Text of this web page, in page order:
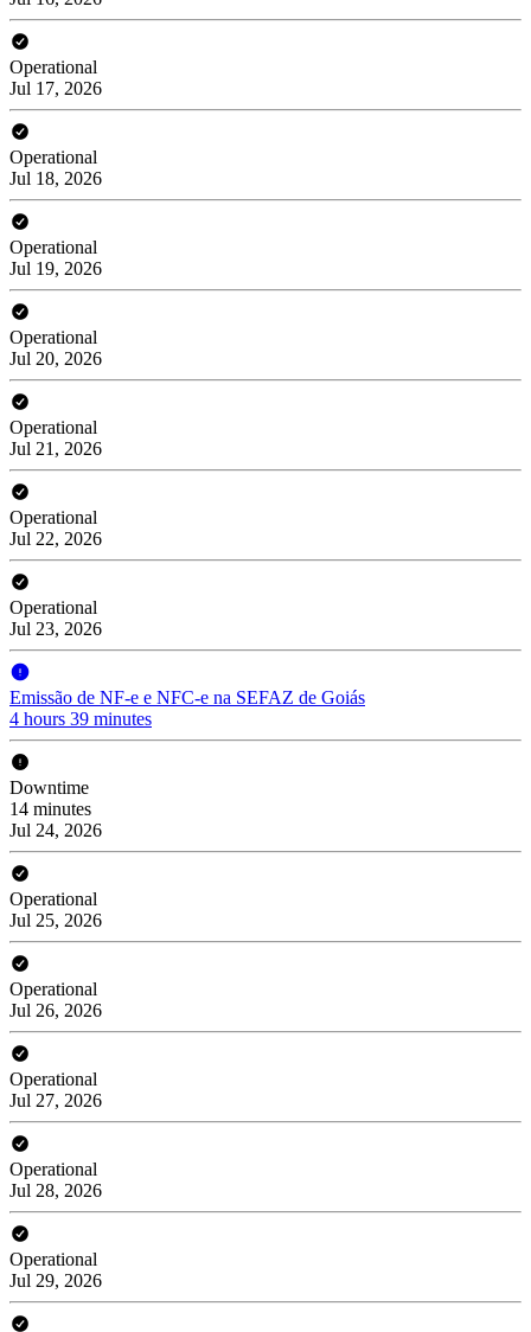
Operational
Jul 17, 2026
Operational
Jul 18, 2026
Operational
Jul 19, 2026
Operational
Jul 20, 2026
Operational
Jul 21, 2026
Operational
Jul 22, 2026
Operational
Jul 23, 2026
Emissão de NF-e e NFC-e na SEFAZ de Goiás
4 hours 39 minutes
Downtime
14 minutes
Jul 24, 2026
Operational
Jul 25, 2026
Operational
Jul 26, 2026
Operational
Jul 27, 2026
Operational
Jul 28, 2026
Operational
Jul 29, 2026